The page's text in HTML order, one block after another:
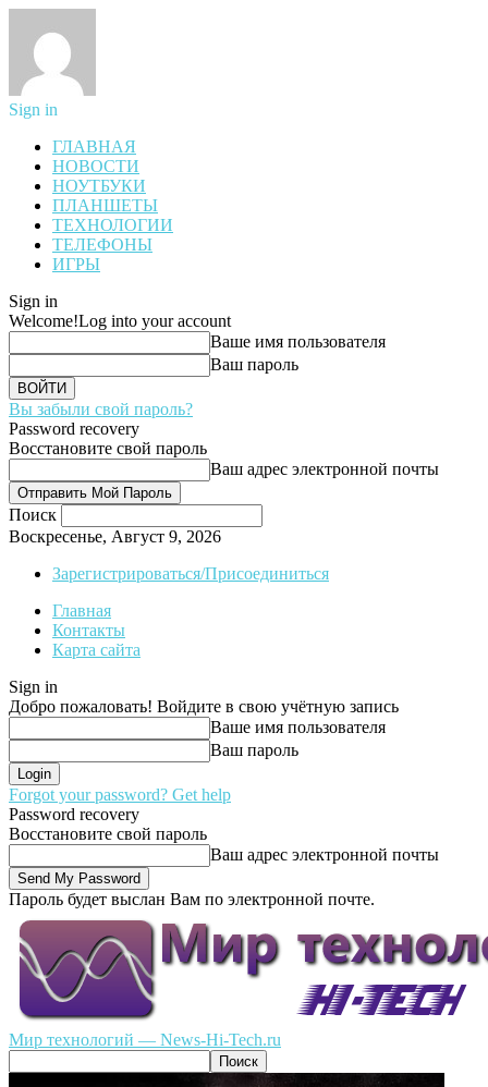
Sign in
ГЛАВНАЯ
НОВОСТИ
НОУТБУКИ
ПЛАНШЕТЫ
ТЕХНОЛОГИИ
ТЕЛЕФОНЫ
ИГРЫ
Sign in
Welcome!Log into your account
Ваше имя пользователя
Ваш пароль
Вы забыли свой пароль?
Password recovery
Восстановите свой пароль
Ваш адрес электронной почты
Поиск
Воскресенье, Август 9, 2026
Зарегистрироваться/Присоединиться
Главная
Контакты
Карта сайта
Sign in
Добро пожаловать! Войдите в свою учётную запись
Ваше имя пользователя
Ваш пароль
Forgot your password? Get help
Password recovery
Восстановите свой пароль
Ваш адрес электронной почты
Пароль будет выслан Вам по электронной почте.
Мир технологий — News-Hi-Tech.ru